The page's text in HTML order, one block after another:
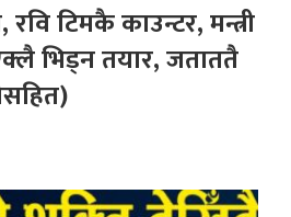
टिमकै काउन्टर, मन्त्री
भिड्न तयार, जताततै